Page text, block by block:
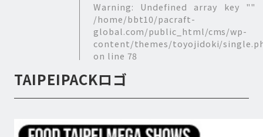
Warning: Undefined array key ""
/home/bbt10/pacraft-
global.com/public_html/cms/wp-
content/themes/toyojidoki/
on line 78
TAIPEIPACKロゴ